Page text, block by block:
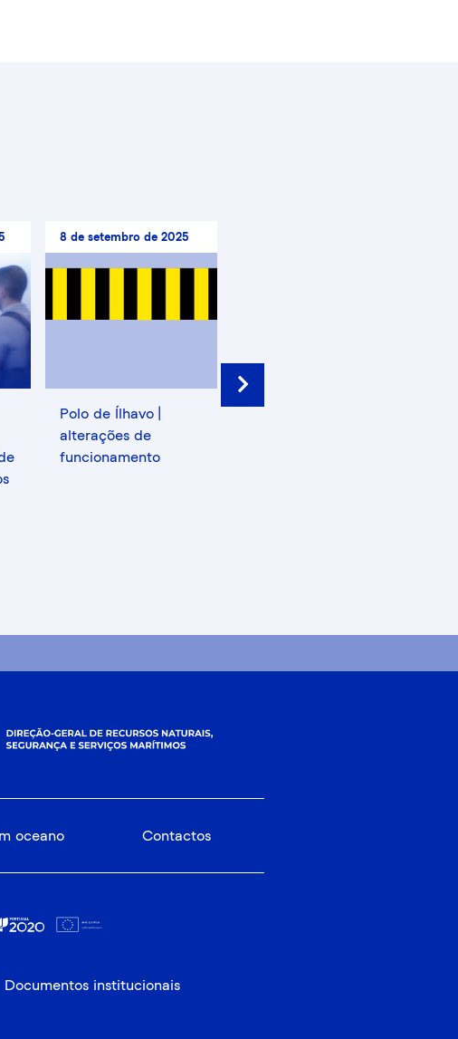
8 de setembro de 2025
Polo de Ílhavo |
alterações de
funcionamento
Next
oceano Contactos
Documentos institucionais